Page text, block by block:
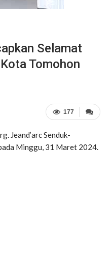
Selamat
Tomohon
177
Jeand’arc Senduk-
Minggu, 31 Maret 2024.